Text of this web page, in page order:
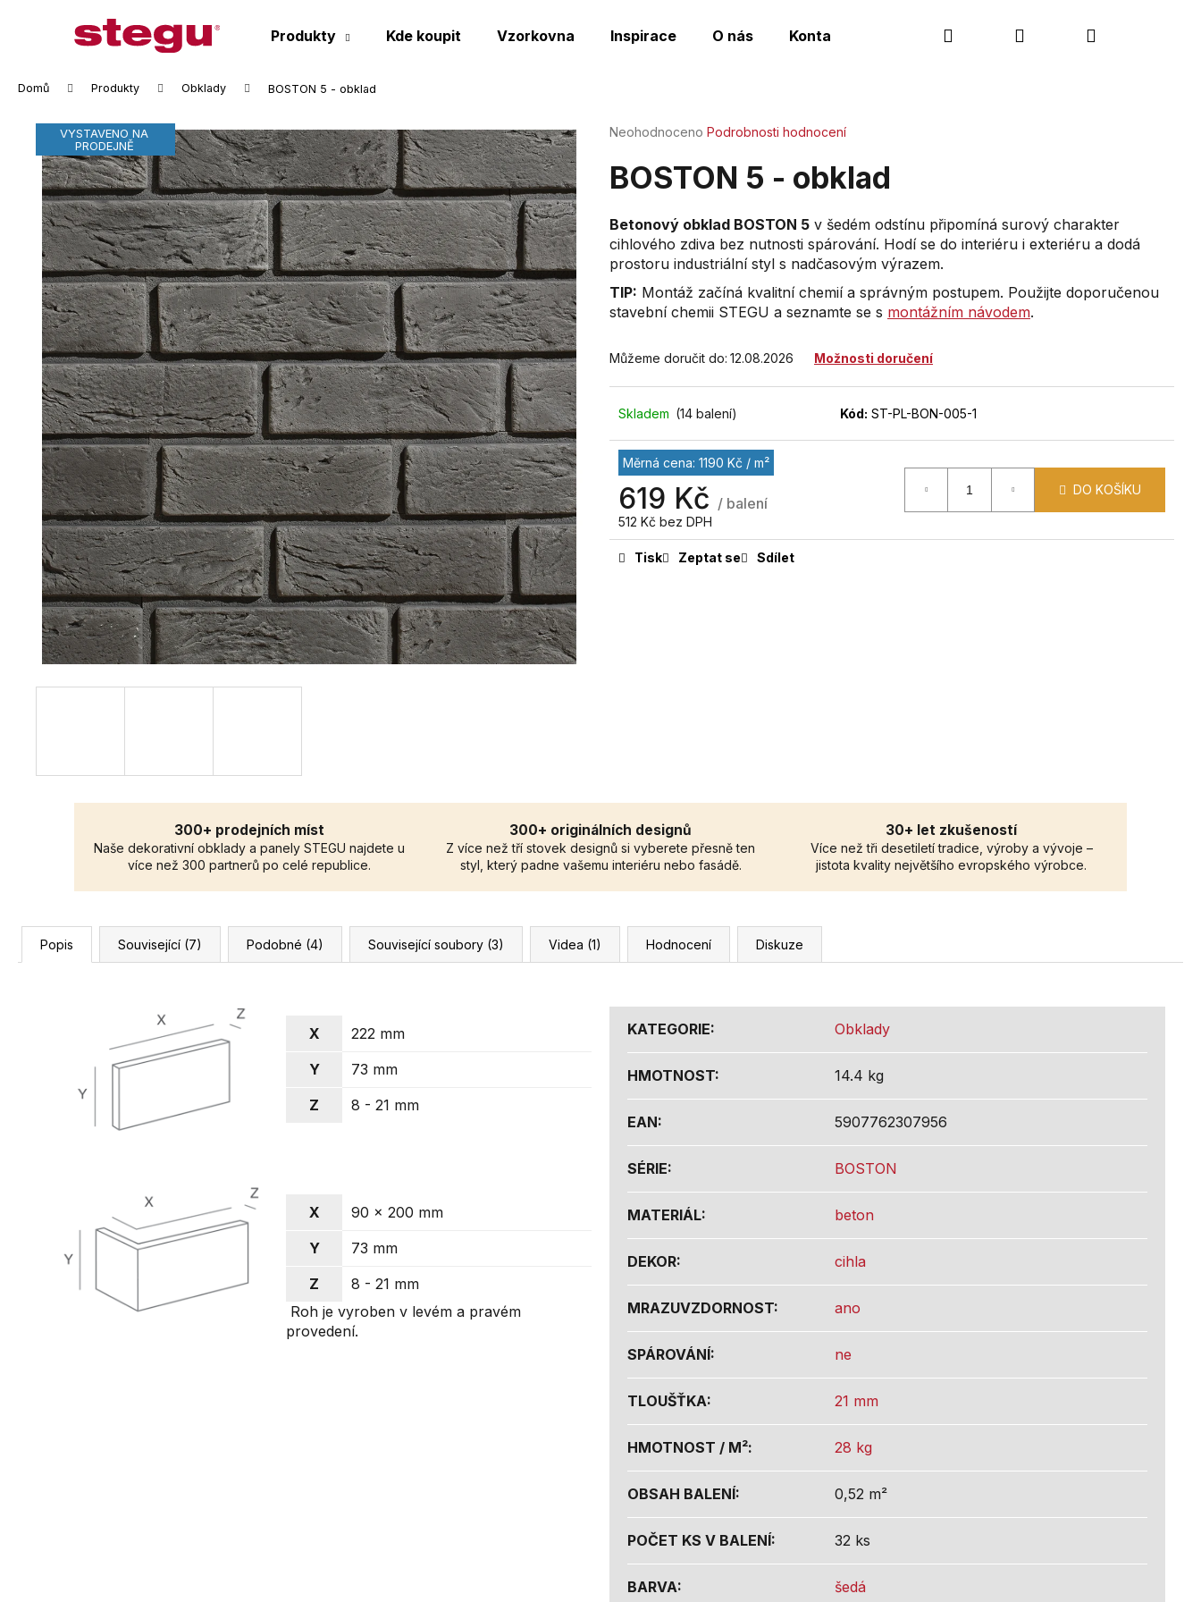
Produkty Kde koupit Vzorkovna Inspirace O nás Kontakt Hledat PřihlášeníNákupní
Domů Produkty Obklady BOSTON 5 - obklad
Průměrné
produktu
je
z
5
hvězdiček.
Neohodnoceno Podrobnosti hodnocení
BOSTON 5 - obklad
Betonový obklad BOSTON 5 v šedém odstínu připomíná surový charakter
cihlového zdiva bez nutnosti spárování. Hodí se do interiéru i exteriéru a dodá
prostoru industriální styl s nadčasovým výrazem.
TIP: Montáž začíná kvalitní chemií a správným postupem. Použijte doporučenou
stavební chemii STEGU a seznamte se s montážním návodem.
Můžeme doručit do: 12.08.2026 Možnosti doručení
Skladem (14 balení) Kód: ST-PL-BON-005-1
Měrná cena: 1190 Kč / m²
619 Kč / balení
512 Kč bez DPH
DO KOŠÍKU
Tisk Zeptat se Sdílet
VYSTAVENO NA
PRODEJNĚ
300+ prodejních míst
Naše dekorativní obklady a panely STEGU najdete u
více než 300 partnerů po celé republice.
300+ originálních designů
Z více než tří stovek designů si vyberete přesně ten
styl, který padne vašemu interiéru nebo fasádě.
30+ let zkušeností
Více než tři desetiletí tradice, výroby a vývoje –
jistota kvality největšího evropského výrobce.
Popis Související (7) Podobné (4) Související soubory (3) Videa (1) Hodnocení Diskuze
X
222 mm
Y
73 mm
Z
8 - 21 mm
X
90 x 200 mm
Y
73 mm
Z
8 - 21 mm
Roh je vyroben v levém a pravém
provedení.
KATEGORIE: Obklady
HMOTNOST: 14.4 kg
EAN: 5907762307956
SÉRIE: BOSTON
MATERIÁL: beton
DEKOR: cihla
MRAZUVZDORNOST: ano
SPÁROVÁNÍ: ne
TLOUŠŤKA: 21 mm
HMOTNOST / M²: 28 kg
OBSAH BALENÍ: 0,52 m²
POČET KS V BALENÍ: 32 ks
BARVA: šedá
Zpět
Zpět
HLEDAT
Doporučujeme